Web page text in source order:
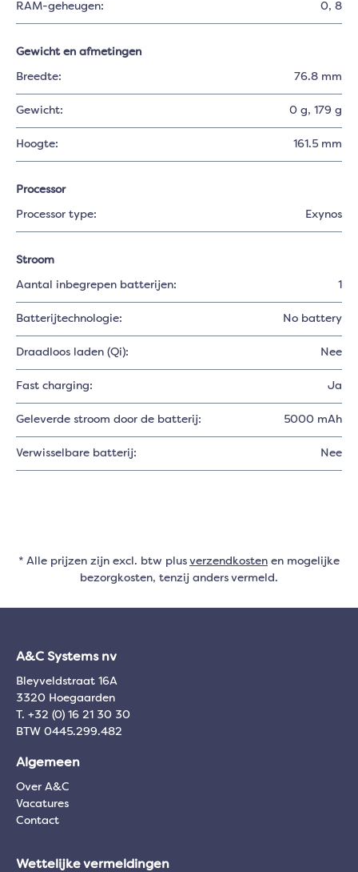
RAM-geheugen: 0, 8
Gewicht en afmetingen
Breedte: 76.8 mm
Gewicht: 0 g, 179 g
Hoogte: 161.5 mm
Processor
Processor type: Exynos
Stroom
Aantal inbegrepen batterijen: 1
Batterijtechnologie: No battery
Draadloos laden (Qi): Nee
Fast charging: Ja
Geleverde stroom door de batterij: 5000 mAh
Verwisselbare batterij: Nee
* Alle prijzen zijn excl. btw plus verzendkosten en mogelijke
bezorgkosten, tenzij anders vermeld.
A&C Systems nv
Bleyveldstraat 16A
3320 Hoegaarden
T. +32 (0) 16 21 30 30
BTW 0445.299.482
Algemeen
Over A&C
Vacatures
Contact
Wettelijke vermeldingen